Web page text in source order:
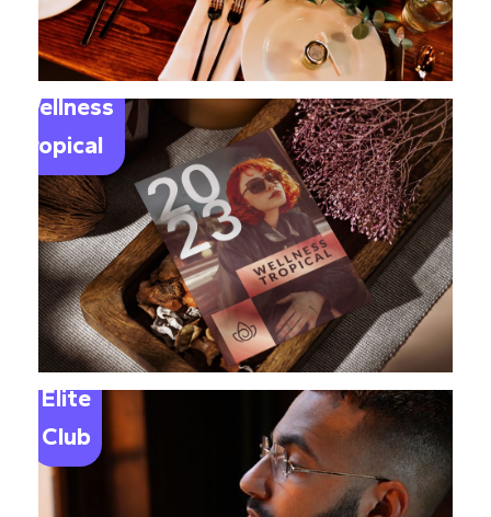
Wellness
Tropical
Elite
Club